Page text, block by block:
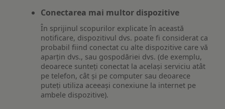
Conectarea mai multor dispozitive
În sprijinul scopurilor explicate în această
notificare, dispozitivul dvs. poate fi considerat ca
probabil fiind conectat cu alte dispozitive care vă
aparțin dvs., sau gospodăriei dvs. (de exemplu,
deoarece sunteți conectat la același serviciu atât
pe telefon, cât și pe computer sau deoarece
puteți utiliza aceeași conexiune la internet pe
ambele dispozitive).